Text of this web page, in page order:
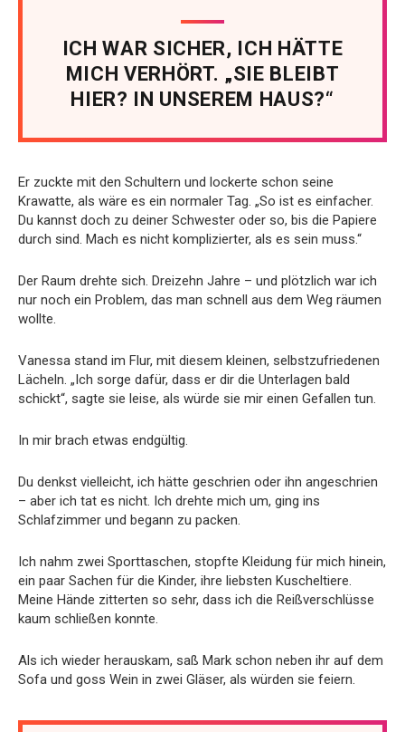
ICH WAR SICHER, ICH HÄTTE
MICH VERHÖRT. „SIE BLEIBT
HIER? IN UNSEREM HAUS?“
Er zuckte mit den Schultern und lockerte schon seine
Krawatte, als wäre es ein normaler Tag. „So ist es einfacher.
Du kannst doch zu deiner Schwester oder so, bis die Papiere
durch sind. Mach es nicht komplizierter, als es sein muss.“
Der Raum drehte sich. Dreizehn Jahre – und plötzlich war ich
nur noch ein Problem, das man schnell aus dem Weg räumen
wollte.
Vanessa stand im Flur, mit diesem kleinen, selbstzufriedenen
Lächeln. „Ich sorge dafür, dass er dir die Unterlagen bald
schickt“, sagte sie leise, als würde sie mir einen Gefallen tun.
In mir brach etwas endgültig.
Du denkst vielleicht, ich hätte geschrien oder ihn angeschrien
– aber ich tat es nicht. Ich drehte mich um, ging ins
Schlafzimmer und begann zu packen.
Ich nahm zwei Sporttaschen, stopfte Kleidung für mich hinein,
ein paar Sachen für die Kinder, ihre liebsten Kuscheltiere.
Meine Hände zitterten so sehr, dass ich die Reißverschlüsse
kaum schließen konnte.
Als ich wieder herauskam, saß Mark schon neben ihr auf dem
Sofa und goss Wein in zwei Gläser, als würden sie feiern.